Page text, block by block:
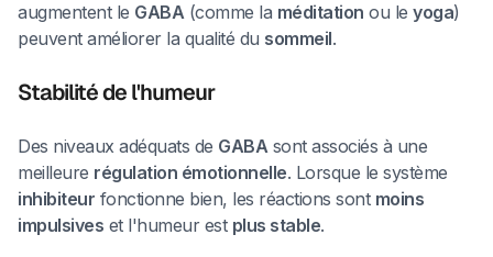
augmentent le GABA(comme la méditation ou le yoga)
peuvent améliorer la qualité du sommeil.
Stabilité de l'humeur
Des niveaux adéquats de GABAsont associés à une
meilleure régulation émotionnelle. Lorsque le système
inhibiteur fonctionne bien, les réactions sont moins
impulsives et l'humeur est plus stable.